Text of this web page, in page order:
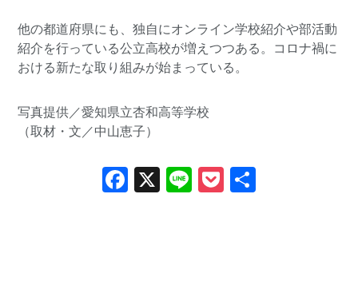
他の都道府県にも、独自にオンライン学校紹介や部活動
紹介を行っている公立高校が増えつつある。コロナ禍に
おける新たな取り組みが始まっている。
写真提供／愛知県立杏和高等学校
（取材・文／中山恵子）
Facebook
X LinePocket